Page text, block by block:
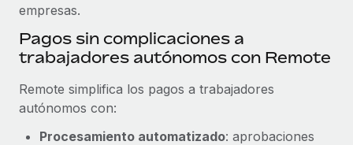
empresas.
Pagos sin complicaciones a
trabajadores autónomos con Remote
Remote simplifica los pagos a trabajadores
autónomos con:
Procesamiento automatizado: aprobaciones